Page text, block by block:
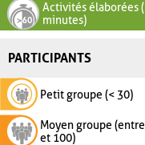
Activités élaborées
minutes)
PARTICIPANTS
Petit groupe (< 30)
Moyen groupe
et 100)